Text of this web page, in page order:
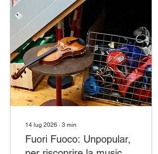
14 lug 2026 ∙ 3 min
Fuori Fuoco: Unpopular,